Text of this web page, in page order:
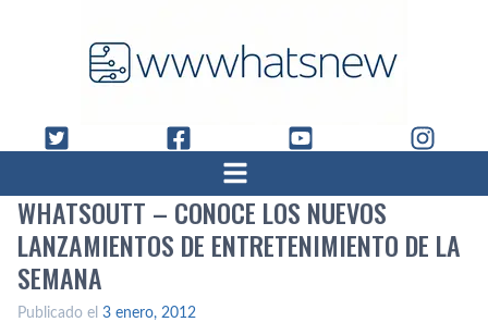
WHATSOUTT – CONOCE LOS NUEVOS
LANZAMIENTOS DE ENTRETENIMIENTO DE LA
SEMANA
Publicado el 3 enero, 2012